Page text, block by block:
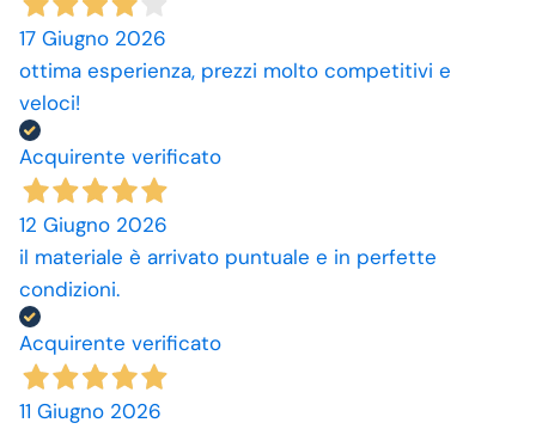
17 Giugno 2026
ottima esperienza, prezzi molto competitivi e
veloci!
Acquirente verificato
12 Giugno 2026
il materiale è arrivato puntuale e in perfette
condizioni.
Acquirente verificato
11 Giugno 2026